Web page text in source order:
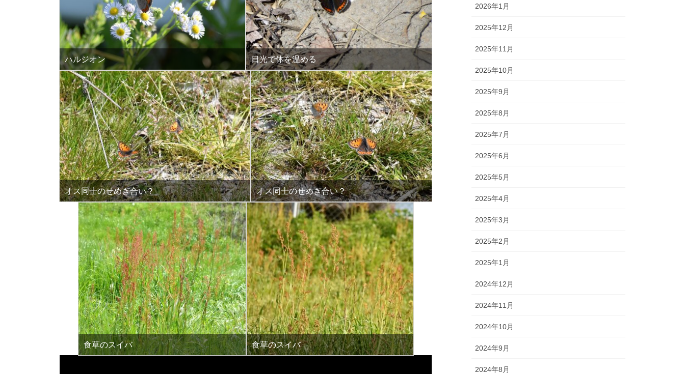
ハルジオン 日光で体を温める
オス同士のせめぎ合い？ オス同士のせめぎ合い？
食草のスイバ 食草のスイバ
2026年1月
2025年12月
2025年11月
2025年10月
2025年9月
2025年8月
2025年7月
2025年6月
2025年5月
2025年4月
2025年3月
2025年2月
2025年1月
2024年12月
2024年11月
2024年10月
2024年9月
2024年8月